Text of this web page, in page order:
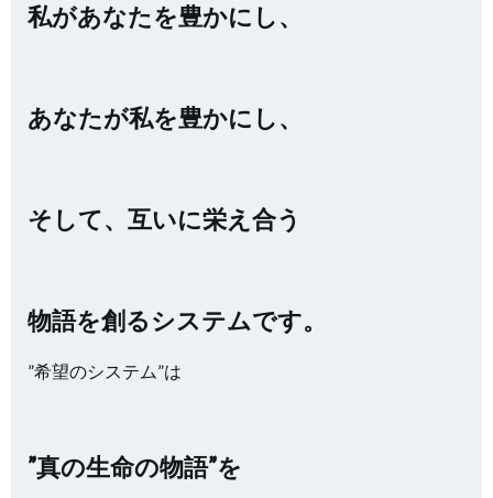
私があなたを豊かにし、
あなたが私を豊かにし、
そして、互いに栄え合う
物語を創るシステムです。
”希望のシステム”は
”真の生命の物語”を